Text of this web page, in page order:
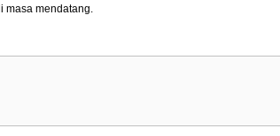
masa mendatang.